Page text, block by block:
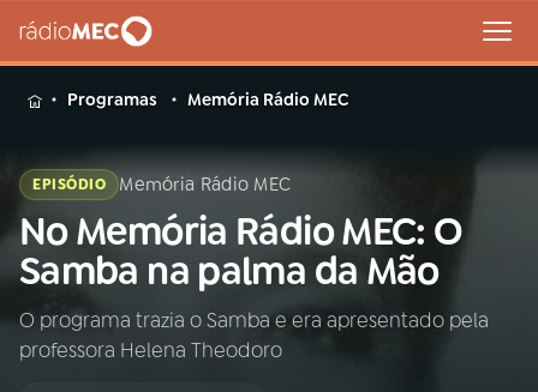
MENU
Buscar
na
Rádio
MEC
Buscar
Início
Programas Memória Rádio MEC
EPISÓDIO Memória Rádio MEC
No Memória Rádio MEC: O
Samba na palma da Mão
O programa trazia o Samba e era apresentado pela
professora Helena Theodoro